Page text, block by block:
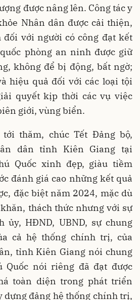
được nâng lên. Công tác y
Nhân dân được cải thiện,
đối với người có công đạt kết
phòng an ninh được giữ
không để bị động, bất ngờ;
hiệu quả đối với các loại tội
quyết kịp thời các vụ việc
giới, vùng biển.
thăm, chúc Tết Đảng bộ,
dân tỉnh Kiên Giang tại
Quốc xinh đẹp, giàu tiềm
đánh giá cao những kết quả
đặc biệt năm 2024, mặc dù
thách thức nhưng với sự
ủy, HĐND, UBND, sự chung
cả hệ thống chính trị, của
tỉnh Kiên Giang nói chung
Quốc nói riêng đã đạt được
toàn diện trong phát triển
dựng đảng hệ thống chính trị,